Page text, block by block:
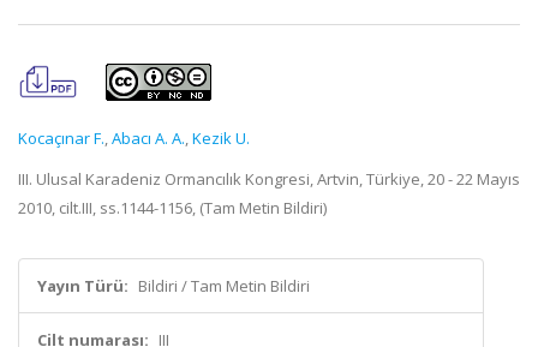
Kocaçınar F.,Abacı A. A.,Kezik U.
III. Ulusal Karadeniz Ormancılık Kongresi, Artvin, Türkiye, 20 - 22 Mayıs
2010, cilt.III, ss.1144-1156, (Tam Metin Bildiri)
Yayın Türü: Bildiri / Tam Metin Bildiri
Cilt numarası: III